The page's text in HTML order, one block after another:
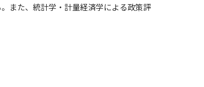
また、統計学・計量経済学による政策評